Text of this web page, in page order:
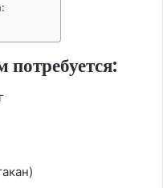
потребуется: